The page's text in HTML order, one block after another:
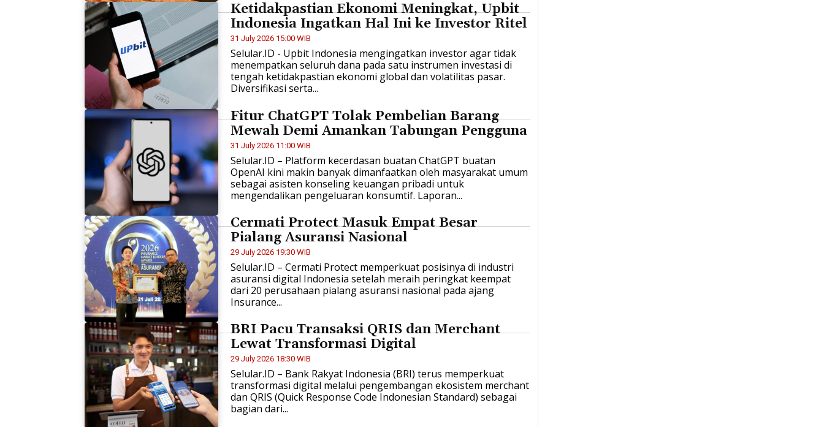
Ketidakpastian Ekonomi Meningkat, Upbit
Indonesia Ingatkan Hal Ini ke Investor Ritel
31 July 2026 15:00 WIB
Selular.ID - Upbit Indonesia mengingatkan investor agar tidak
menempatkan seluruh dana pada satu instrumen investasi di
tengah ketidakpastian ekonomi global dan volatilitas pasar.
Diversifikasi serta...
Fitur ChatGPT Tolak Pembelian Barang
Mewah Demi Amankan Tabungan Pengguna
31 July 2026 11:00 WIB
Selular.ID – Platform kecerdasan buatan ChatGPT buatan
OpenAI kini makin banyak dimanfaatkan oleh masyarakat umum
sebagai asisten konseling keuangan pribadi untuk
mengendalikan pengeluaran konsumtif. Laporan...
Cermati Protect Masuk Empat Besar
Pialang Asuransi Nasional
29 July 2026 19:30 WIB
Selular.ID – Cermati Protect memperkuat posisinya di industri
asuransi digital Indonesia setelah meraih peringkat keempat
dari 20 perusahaan pialang asuransi nasional pada ajang
Insurance...
BRI Pacu Transaksi QRIS dan Merchant
Lewat Transformasi Digital
29 July 2026 18:30 WIB
Selular.ID – Bank Rakyat Indonesia (BRI) terus memperkuat
transformasi digital melalui pengembangan ekosistem merchant
dan QRIS (Quick Response Code Indonesian Standard) sebagai
bagian dari...